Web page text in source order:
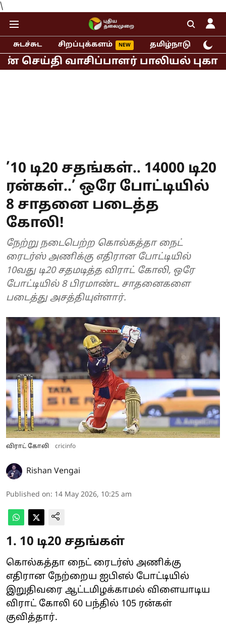
\
சுடச்சுட சிறப்புக்களம் தமிழ்நாடு
பாலியல் புகார்!
’10 டி20 சதங்கள்.. 14000 டி20
ரன்கள்..’ ஒரே போட்டியில்
8 சாதனை படைத்த
கோலி!
நேற்று நடைபெற்ற கொல்கத்தா நைட்
ரைடர்ஸ் அணிக்கு எதிரான போட்டியில்
10வது டி20 சதமடித்த விராட் கோலி, ஒரே
போட்டியில் 8 பிரமாண்ட சாதனைகளை
படைத்து அசத்தியுள்ளார்.
விராட் கோலி cricinfo
Rishan Vengai
Published on: 14 May 2026, 10:25 am
1. 10 டி20 சதங்கள்
கொல்கத்தா நைட் ரைடர்ஸ் அணிக்கு
எதிரான நேற்றைய ஐபிஎல் போட்டியில்
இறுதிவரை ஆட்டமிழக்காமல் விளையாடிய
விராட் கோலி 60 பந்தில் 105 ரன்கள்
குவித்தார்.